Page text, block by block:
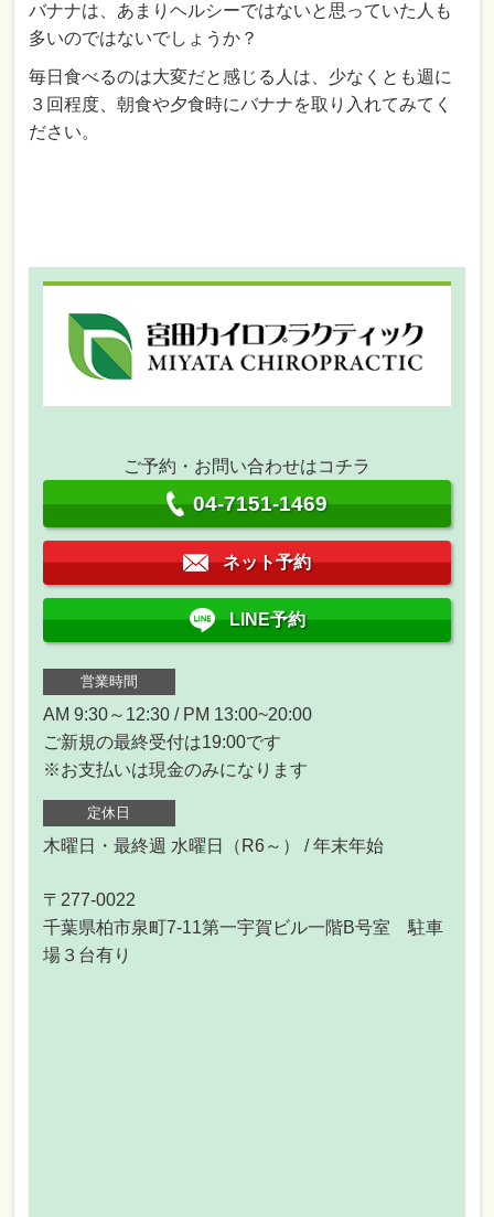
バナナは、あまりヘルシーではないと思っていた人も
多いのではないでしょうか？
毎日食べるのは大変だと感じる人は、少なくとも週に
３回程度、朝食や夕食時にバナナを取り入れてみてく
ださい。
ご予約・お問い合わせはコチラ
04-7151-1469
ネット予約
LINE予約
営業時間
AM 9:30～12:30 / PM 13:00~20:00
ご新規の最終受付は19:00です
※お支払いは現金のみになります
定休日
木曜日・最終週 水曜日（R6～） / 年末年始
〒277-0022
千葉県柏市泉町7-11第一宇賀ビル一階B号室 駐車
場３台有り